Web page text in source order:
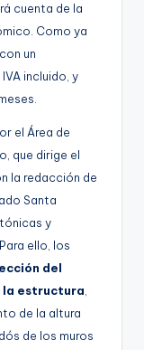
cuenta de la
Como ya
un
IVA incluido, y
el Área de
que dirige el
la redacción de
Santa
y
ello, los
del
la estructura,
de la altura
de los muros